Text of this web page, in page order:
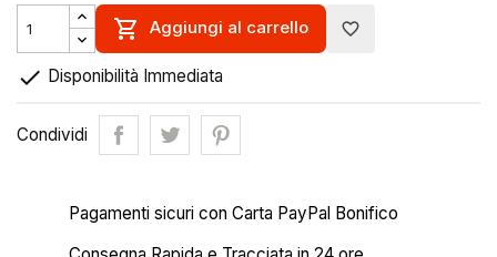
 Aggiungi al carrello favorite_border
 Disponibilità Immediata
Condividi
Pagamenti sicuri con Carta PayPal Bonifico